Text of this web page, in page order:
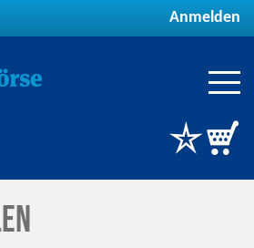
Anmelden